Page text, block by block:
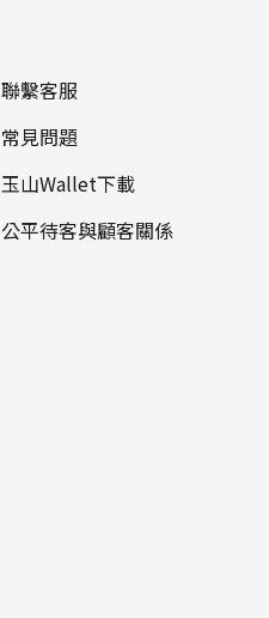
聯繫客服
常見問題
玉山Wallet下載
公平待客與顧客關係